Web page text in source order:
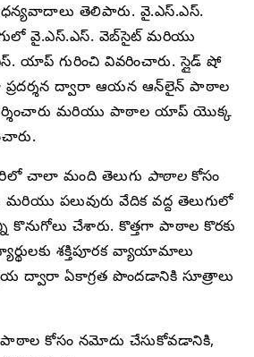
తెలిపారు. వై.ఎస్.ఎస్.
వై.ఎస్.ఎస్. వెబ్‌సైట్ మరియు
యాప్ గురించి వివరించారు. స్లైడ్ షో
ద్వారా ఆయన ఆన్‌లైన్ పాఠాల
మరియు పాఠాల యాప్ యొక్క
చాలా మంది తెలుగు పాఠాలకోసం
పలువురు వేదిక వద్ద తెలుగులో
చేశారు. కొత్తగా పాఠాల కొరకు
శక్తిపూరక వ్యాయామాలు
ద్వారా ఏకాగ్రత పొందడానికి సూత్రాలు
పాఠాల కోసం నమోదు చేసుకోవడానికి,